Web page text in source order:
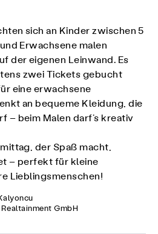
sich an Kinder zwischen 5
Erwachsene malen
der eigenen Leinwand. Es
zwei Tickets gebucht
eine erwachsene
an bequeme Kleidung, die
– beim Malen darf’s kreativ
der Spaß macht,
– perfekt für kleine
Lieblingsmenschen!
GmbH